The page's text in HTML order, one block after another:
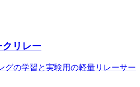
リレー
グの学習と実験用の軽量リレーサー